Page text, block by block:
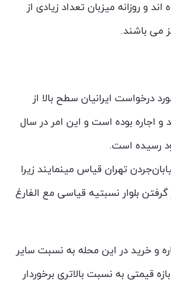
اند و روزانه میزبان تعداد زیادی از
می باشند.
درخواست ایرانیان سطح بالا از
و اجاره بوده است و این امر در سال
رسیده است.
تهران قیاس مینمایند زیرا
بلوار نسبتیه قیاسی مع الفارغ
و خرید در این محله به نسبت سایر
قیمتی به نسبت بالاتری برخوردار